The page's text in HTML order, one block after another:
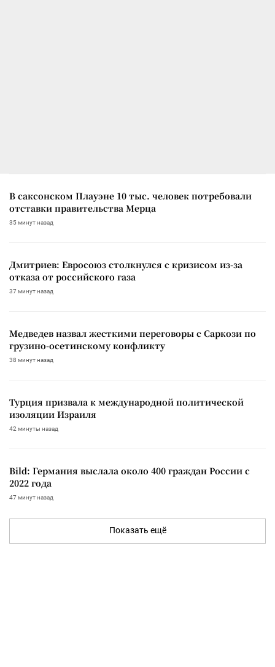
В саксонском Плауэне 10 тыс. человек потребовали
отставки правительства Мерца
35 минут назад
Дмитриев: Евросоюз столкнулся с кризисом из-за
отказа от российского газа
37 минут назад
Медведев назвал жесткими переговоры с Саркози по
грузино-осетинскому конфликту
38 минут назад
Турция призвала к международной политической
изоляции Израиля
42 минуты назад
Bild: Германия выслала около 400 граждан России с
2022 года
47 минут назад
Показать ещё